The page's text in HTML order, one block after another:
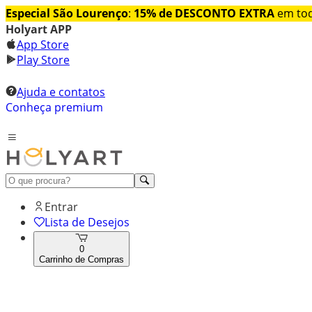
Especial São Lourenço: 15% de DESCONTO EXTRA em
Holyart APP
App Store
Play Store
Ajuda e contatos
Conheça premium
Entrar
Lista de Desejos
0
Carrinho de Compras